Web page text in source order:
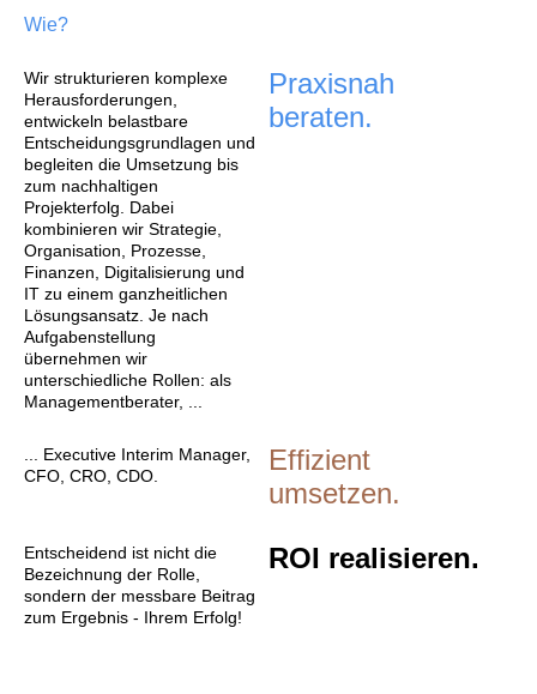
Wie?
Wir strukturieren komplexe
Herausforderungen,
entwickeln belastbare
Entscheidungsgrundlagen und
begleiten die Umsetzung bis
zum nachhaltigen
Projekterfolg. Dabei
kombinieren wir Strategie,
Organisation, Prozesse,
Finanzen, Digitalisierung und
IT zu einem ganzheitlichen
Lösungsansatz. Je nach
Aufgabenstellung
übernehmen wir
unterschiedliche Rollen: als
Managementberater, ...
Praxisnah
beraten.
... Executive Interim Manager,
CFO, CRO, CDO.
Effizient
umsetzen.
Entscheidend ist nicht die
Bezeichnung der Rolle,
sondern der messbare Beitrag
zum Ergebnis - Ihrem Erfolg!
ROI realisieren.